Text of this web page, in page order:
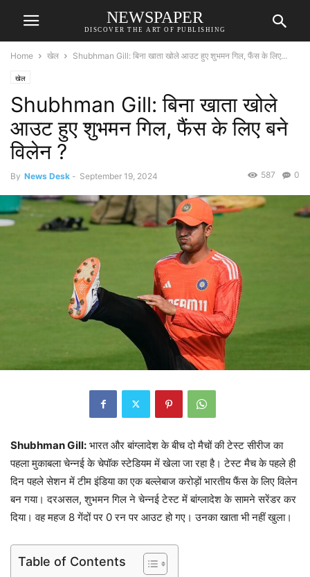
NEWSPAPER
DISCOVER THE ART OF PUBLISHING
Home खेल Shubhman Gill: बिना खाता खोले आउट हुए शुभमन गिल, फैंस के लिए...
खेल
Shubhman Gill: बिना खाता खोले
आउट हुए शुभमन गिल, फैंस के लिए बने
विलेन ?
By News Desk - September 19, 2024 0
587
Shubhman Gill: भारत और बांग्लादेश के बीच दो मैचों की टेस्ट सीरीज का
पहला मुकाबला चेन्नई के चेपॉक स्टेडियम में खेला जा रहा है। टेस्ट मैच के पहले ही
दिन पहले सेशन में टीम इंडिया का एक बल्लेबाज करोड़ों भारतीय फैंस के लिए विलेन
बन गया। दरअसल, शुभमन गिल ने चेन्नई टेस्ट में बांग्लादेश के सामने सरेंडर कर
दिया। वह महज 8 गेंदों पर 0 रन पर आउट हो गए। उनका खाता भी नहीं खुला।
Table of Contents